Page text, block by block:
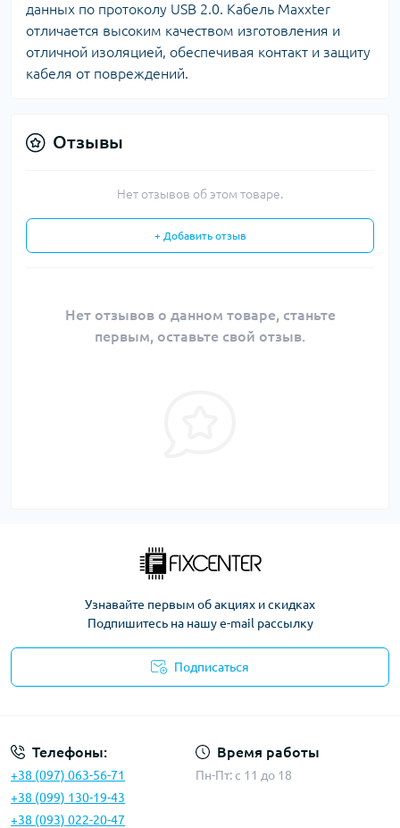
данных по протоколу USB 2.0. Кабель Maxxter
отличается высоким качеством изготовления и
отличной изоляцией, обеспечивая контакт и защиту
кабеля от повреждений.
Отзывы
Нет отзывов об этом товаре.
+ Добавить отзыв
Нет отзывов о данном товаре, станьте
первым, оставьте свой отзыв.
Узнавайте первым об акциях и скидках
Подпишитесь на нашу e-mail рассылку
Подписаться
Телефоны:
+38 (097) 063-56-71
+38 (099) 130-19-43
+38 (093) 022-20-47
Время работы
Пн-Пт: c 11 до 18